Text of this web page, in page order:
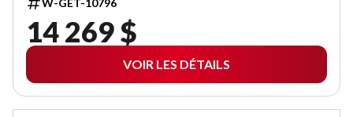
14 269 $
VOIR LES DÉTAILS